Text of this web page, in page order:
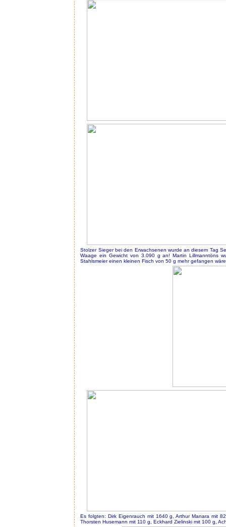
Stolzer Sieger bei den Erwachsenen wurde an diesem Tag
Waage ein Gewicht von 3.090 g an! Martin Lillmanntöns
Stahlsmeier einen kleinen Fisch von 50 g mehr gefangen
Es folgten: Dirk Eigenrauch mit 1640 g, Arthur Manara mit
Thorsten Husemann mit 110 g, Eckhard Zielinski mit 100 g,